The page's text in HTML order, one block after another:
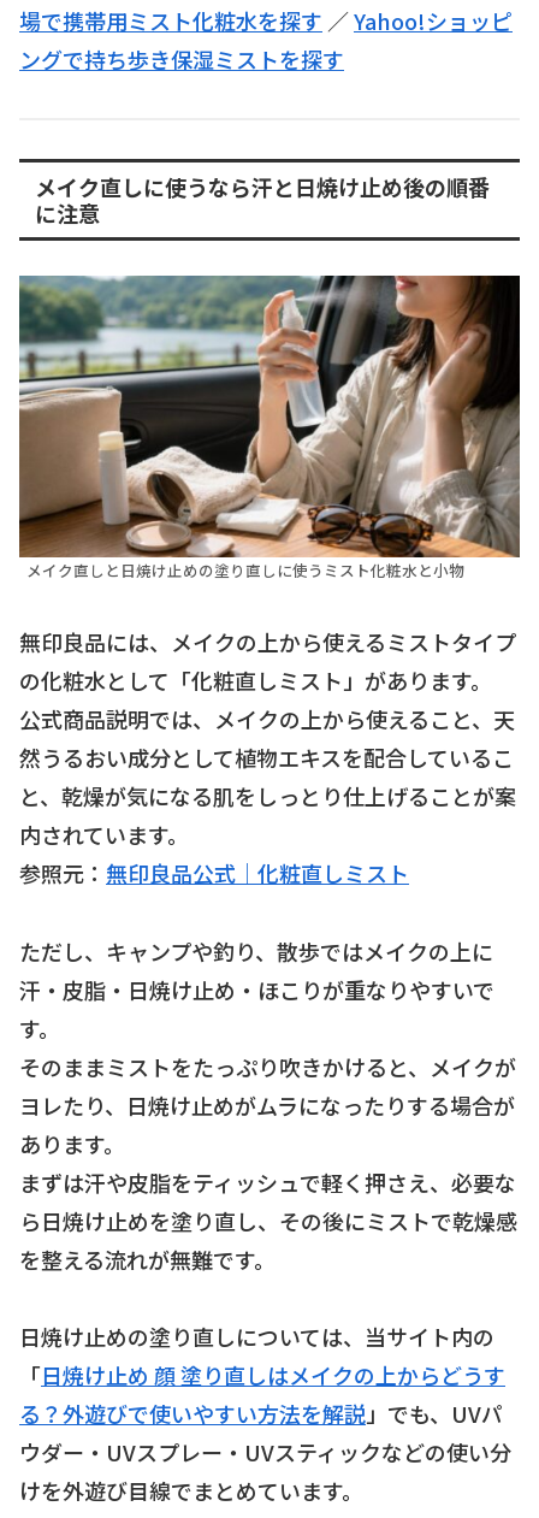
場で携帯用ミスト化粧水を探す ／Yahoo!ショッピ
ングで持ち歩き保湿ミストを探す
メイク直しに使うなら汗と日焼け止め後の順番
に注意
メイク直しと日焼け止めの塗り直しに使うミスト化粧水と小物
無印良品には、メイクの上から使えるミストタイプ
の化粧水として「化粧直しミスト」があります。
公式商品説明では、メイクの上から使えること、天
然うるおい成分として植物エキスを配合しているこ
と、乾燥が気になる肌をしっとり仕上げることが案
内されています。
参照元： 無印良品公式｜化粧直しミスト
ただし、キャンプや釣り、散歩ではメイクの上に
汗・皮脂・日焼け止め・ほこりが重なりやすいで
す。
そのままミストをたっぷり吹きかけると、メイクが
ヨレたり、日焼け止めがムラになったりする場合が
あります。
まずは汗や皮脂をティッシュで軽く押さえ、必要な
ら日焼け止めを塗り直し、その後にミストで乾燥感
を整える流れが無難です。
日焼け止めの塗り直しについては、当サイト内の
「日焼け止め 顔 塗り直しはメイクの上からどうす
る？外遊びで使いやすい方法を解説」でも、UVパ
ウダー・UVスプレー・UVスティックなどの使い分
けを外遊び目線でまとめています。